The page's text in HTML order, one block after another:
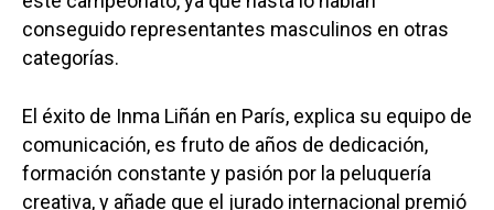
conseguido representantes masculinos en otras
categorías.
El éxito de Inma Liñán en París, explica su equipo de
comunicación, es fruto de años de dedicación,
formación constante y pasión por la peluquería
creativa, y añade que el jurado internacional premió